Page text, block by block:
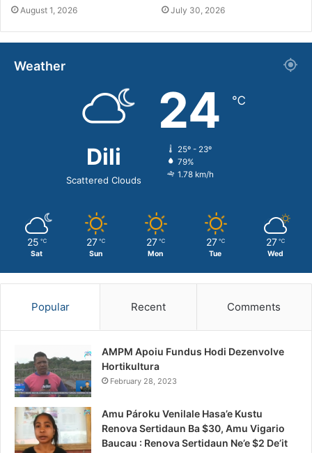
August 1, 2026 July 30, 2026
Weather
Dili
Scattered Clouds
24 ℃
25º - 23º
79%
1.78 km/h
25 ℃
Sat
27 ℃
Sun
27 ℃
Mon
27 ℃
Tue
27 ℃
Wed
Popular Recent Comments
AMPM Apoiu Fundus Hodi Dezenvolve
Hortikultura
February 28, 2023
Amu Pároku Venilale Hasa’e Kustu
Renova Sertidaun Ba $30, Amu Vigario
Baucau : Renova Sertidaun Ne’e $2 De’it